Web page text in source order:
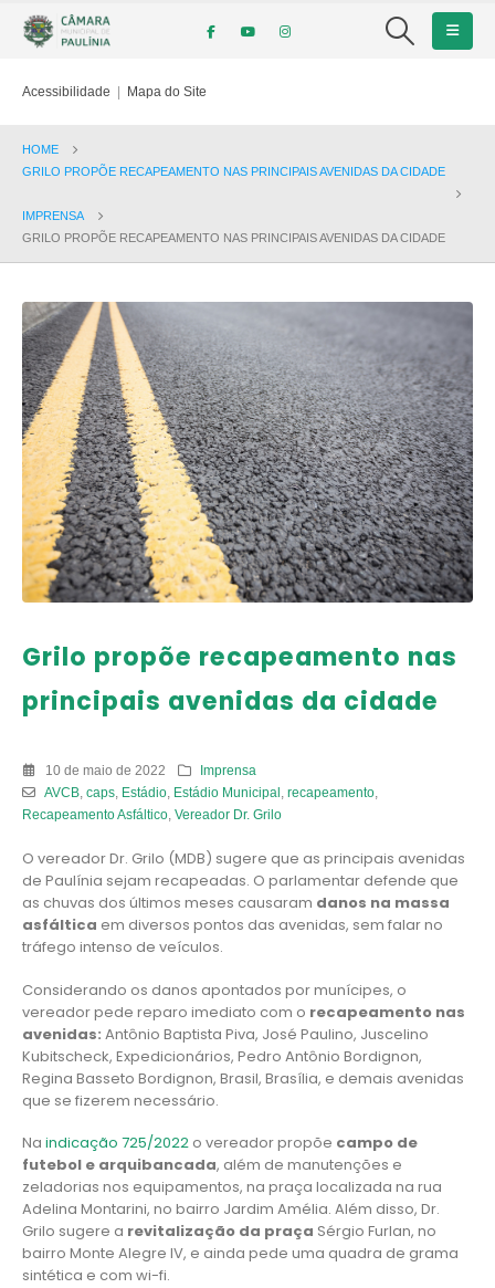
Acessibilidade | Mapa do Site
HOME
GRILO PROPÕE RECAPEAMENTO NAS PRINCIPAIS AVENIDAS DA CIDADE
IMPRENSA
GRILO PROPÕE RECAPEAMENTO NAS PRINCIPAIS AVENIDAS DA CIDADE
Grilo propõe recapeamento nas
principais avenidas da cidade
10 de maio de 2022
Imprensa
AVCB, caps, Estádio, Estádio Municipal recapeamento,
Recapeamento Asfáltico Vereador Dr. Grilo
O vereador Dr. Grilo (MDB) sugere que as principais avenidas
de Paulínia sejam recapeadas. O parlamentar defende que
as chuvas dos últimos meses causaram danos na massa
asfáltica em diversos pontos das avenidas, sem falar no
tráfego intenso de veículos.
Considerando os danos apontados por munícipes, o
vereador pede reparo imediato com o recapeamento nas
avenidas: Antônio Baptista Piva, José Paulino, Juscelino
Kubitscheck, Expedicionários, Pedro Antônio Bordignon,
Regina Basseto Bordignon, Brasil, Brasília, e demais avenidas
que se fizerem necessário.
Na indicação 725/2022 o vereador propõe campo de
futebol e arquibancada, além de manutenções e
zeladorias nos equipamentos, na praça localizada na rua
Adelina Montarini, no bairro Jardim Amélia. Além disso, Dr.
Grilo sugere a revitalização da praça Sérgio Furlan, no
bairro Monte Alegre IV, e ainda pede uma quadra de grama
sintética e com wi-fi.